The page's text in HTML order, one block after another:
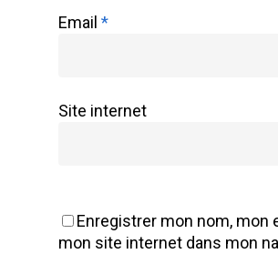
Email *
Site internet
Enregistrer mon nom, mon
mon site internet dans mon